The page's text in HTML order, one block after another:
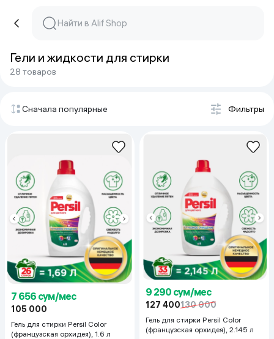
Гели и жидкости для стирки
28 товаров
Сначала популярные Фильтры
7 656 сум/мес
105 000
Гель для стирки Persil Color
(французская орхидея), 1.6 л
9 290 сум/мес
127 400130 000
Гель для стирки Persil Color
(французская орхидея), 2.145 л